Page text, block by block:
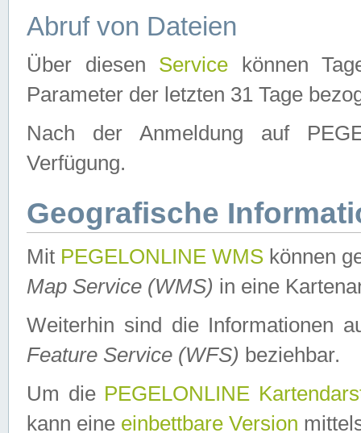
Abruf von Dateien
Über diesen Service können
Parameter der letzten 31 Tage
Nach der Anmeldung auf
Verfügung.
Geografische
Mit PEGELONLINE WMS können
Map Service (WMS) in eine
Weiterhin sind die Informationen
Feature Service (WFS) beziehbar.
Um die PEGELONLINE
kann eine einbettbare Version